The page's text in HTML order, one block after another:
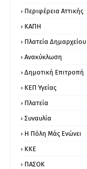
Περιφέρεια Αττικής
ΚΑΠΗ
Πλατεία Δημαρχείου
Ανακύκλωση
Δημοτική Επιτροπή
ΚΕΠ Υγείας
Πλατεία
Συναυλία
Η Πόλη Μάς Ενώνει
ΚΚΕ
ΠΑΣΟΚ